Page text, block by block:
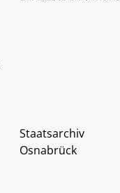
Staatsarchiv
Osnabrück